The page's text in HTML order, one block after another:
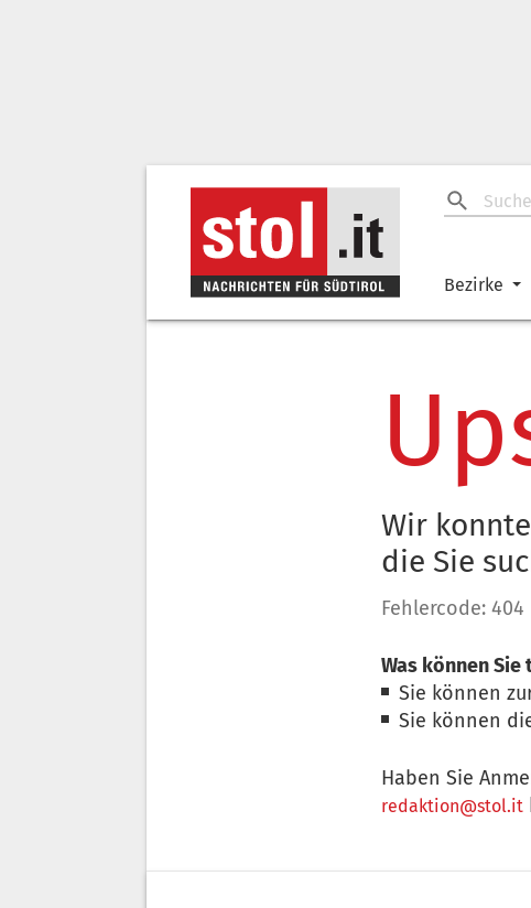
Bezirke
Wir
die Sie
Fehlercode: 404
Was können Sie
Sie können
Sie können
Haben Sie
redaktion@stol.it